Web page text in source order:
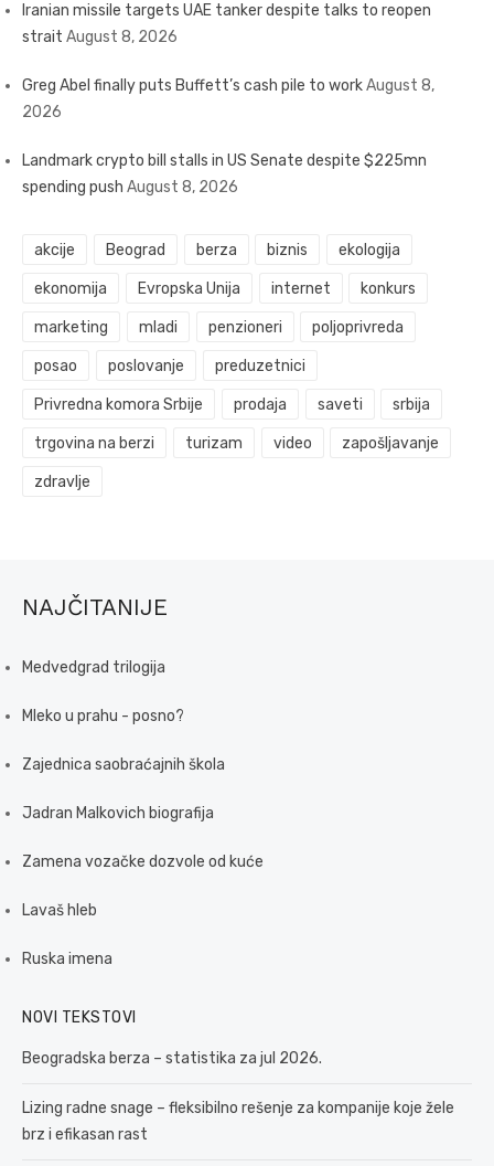
Iranian missile targets UAE tanker despite talks to reopen
strait August 8, 2026
Greg Abel finally puts Buffett’s cash pile to workAugust 8,
2026
Landmark crypto bill stalls in US Senate despite $225mn
spending push August 8, 2026
akcije Beograd berza biznis ekologija
ekonomija Evropska Unija internet konkurs
marketing mladi penzioneri poljoprivreda
posao poslovanje preduzetnici
Privredna komora Srbije prodaja saveti srbija
trgovina na berzi turizam video zapošljavanje
zdravlje
NAJČITANIJE
Medvedgrad trilogija
Mleko u prahu - posno?
Zajednica saobraćajnih škola
Jadran Malkovich biografija
Zamena vozačke dozvole od kuće
Lavaš hleb
Ruska imena
NOVI TEKSTOVI
Beogradska berza – statistika za jul 2026.
Lizing radne snage – fleksibilno rešenje za kompanije koje žele
brz i efikasan rast